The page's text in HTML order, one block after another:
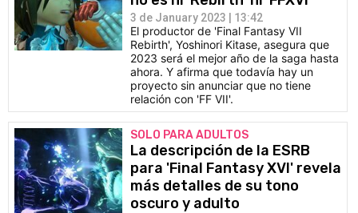
3 de January 2023 | 13:42
El productor de 'Final Fantasy VII
Rebirth', Yoshinori Kitase, asegura que
2023 será el mejor año de la saga hasta
ahora. Y afirma que todavía hay un
proyecto sin anunciar que no tiene
relación con 'FF VII'.
SOLO PARA ADULTOS
La descripción de la ESRB
para 'Final Fantasy XVI' revela
más detalles de su tono
oscuro y adulto